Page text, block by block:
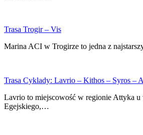
Trasa Trogir – Vis
Marina ACI w Trogirze to jedna z
Trasa Cyklady: Lavrio – Kithos – Syros –
Lavrio to miejscowość w regionie Attyka u
Egejskiego,…